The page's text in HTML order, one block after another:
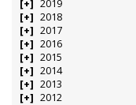
2019
2018
2017
2016
2015
2014
2013
2012